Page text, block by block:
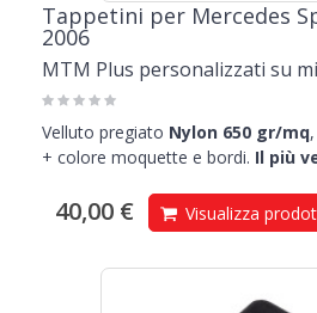
Tappetini per Mercedes
2006
MTM Plus personalizzati su
Velluto pregiato Nylon 650 gr/mq
+ colore moquette e bordi. Il più
40,00 € Visualizza